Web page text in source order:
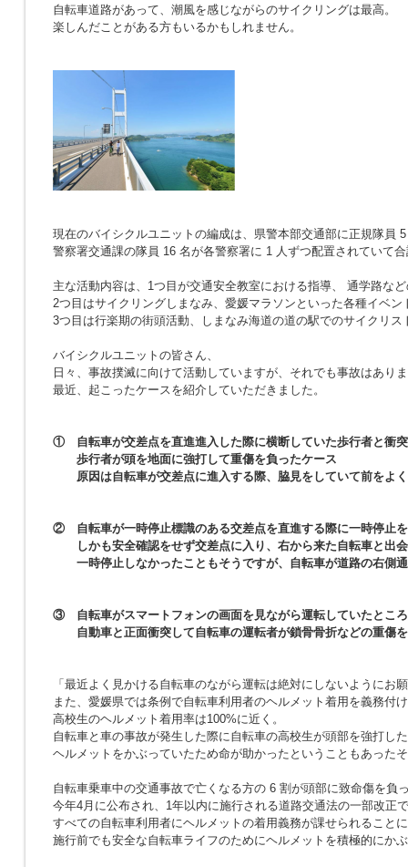
自転車道路があって、潮風を感じながらのサイクリングは最高。
楽しんだことがある方もいるかもしれません。
現在のバイシクルユニットの編成は、県警本部交通部に正規隊員
警察署交通課の隊員 16 名が各警察署に 1 人ずつ配置されていて
主な活動内容は、1つ目が交通安全教室における指導、 通学路な
2つ目はサイクリングしまなみ、愛媛マラソンといった各種イベン
3つ目は行楽期の街頭活動、しまなみ海道の道の駅でのサイクリス
バイシクルユニットの皆さん、
日々、事故撲滅に向けて活動していますが、それでも事故はあり
最近、起こったケースを紹介していただきました。
① 自転車が交差点を直進進入した際に横断していた歩行者と衝突
歩行者が頭を地面に強打して重傷を負ったケース
原因は自転車が交差点に進入する際、脇見をしていて前をよ
② 自転車が一時停止標識のある交差点を直進する際に一時停止
しかも安全確認をせず交差点に入り、右から来た自転車と出
一時停止しなかったこともそうですが、自転車が道路の右側
③ 自転車がスマートフォンの画面を見ながら運転していたところ
自動車と正面衝突して自転車の運転者が鎖骨骨折などの重傷
「最近よく見かける自転車のながら運転は絶対にしないようにお
また、愛媛県では条例で自転車利用者のヘルメット着用を義務付
高校生のヘルメット着用率は100%に近く。
自転車と車の事故が発生した際に自転車の高校生が頭部を強打し
ヘルメットをかぶっていたため命が助かったということもあった
自転車乗車中の交通事故で亡くなる方の 6 割が頭部に致命傷を負
今年4月に公布され、1年以内に施行される道路交通法の一部改正で
すべての自転車利用者にヘルメットの着用義務が課せられること
施行前でも安全な自転車ライフのためにヘルメットを積極的にか